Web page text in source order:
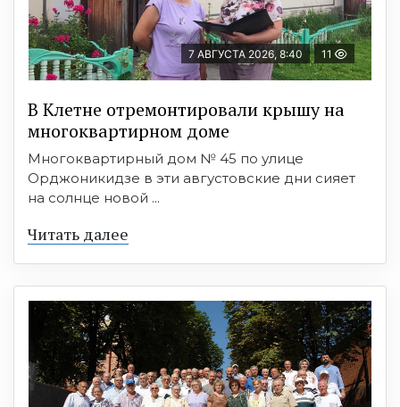
7 АВГУСТА 2026, 8:40 11
В Клетне отремонтировали крышу на
многоквартирном доме
Многоквартирный дом № 45 по улице
Орджоникидзе в эти августовские дни сияет
на солнце новой ...
Читать далее